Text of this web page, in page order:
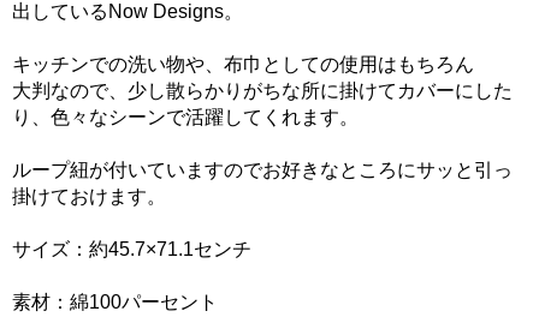
出しているNow Designs。
キッチンでの洗い物や、布巾としての使用はもちろん
大判なので、少し散らかりがちな所に掛けてカバーにした
り、色々なシーンで活躍してくれます。
ループ紐が付いていますのでお好きなところにサッと引っ
掛けておけます。
サイズ：約45.7×71.1センチ
素材：綿100パーセント